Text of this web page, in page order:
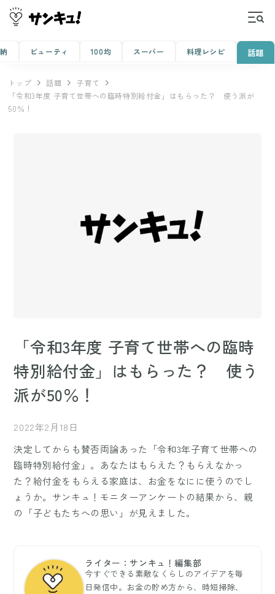
ビューティ 100均 スーパー 料理レシピ 話題
トップ 話題
子育て
「令和3年度 子育て世帯への臨時特別給付金」はもらった？ 使う派が
50％！
「令和3年度 子育て世帯への臨時
特別給付金」はもらった？ 使う
派が50％！
2022年2月18日
決定してからも賛否両論あった「令和3年子育て世帯への
臨時特別給付金」。あなたはもらえた？もらえなかっ
た？給付金をもらえる家庭は、お金をなにに使うのでし
ょうか。サンキュ！モニターアンケートの結果から、親
の「子どもたちへの思い」が見えました。
ライター：サンキュ！編集部
今すぐできる素敵なくらしのアイデアを毎
日発信中。お金の貯め方から、時短掃除、